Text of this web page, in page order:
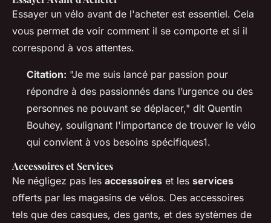
Essayer un vélo avant de l'acheter est essentiel. Cela
vous permet de voir comment il se comporte et si il
correspond à vos attentes.
Citation: "Je me suis lancé par passion pour
répondre à des passionnés dans l’urgence ou des
personnes ne pouvant se déplacer," dit Quentin
Bouhey, soulignant l'importance de trouver le vélo
qui convient à vos besoins spécifiques1.
Accessoires et Services
Ne négligez pas les accessoires et les services
offerts par les magasins de vélos. Des accessoires
tels que des casques, des gants, et des systèmes de